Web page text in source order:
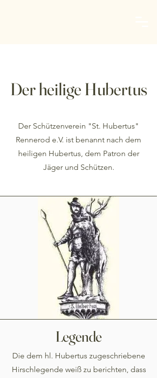
Der heilige Hubertus
Der Schützenverein "St. Hubertus"
Rennerod e.V. ist benannt nach dem
heiligen Hubertus, dem Patron der
Jäger und Schützen.
Legende
Die dem hl. Hubertus zugeschriebene
Hirschlegende weiß zu berichten, dass